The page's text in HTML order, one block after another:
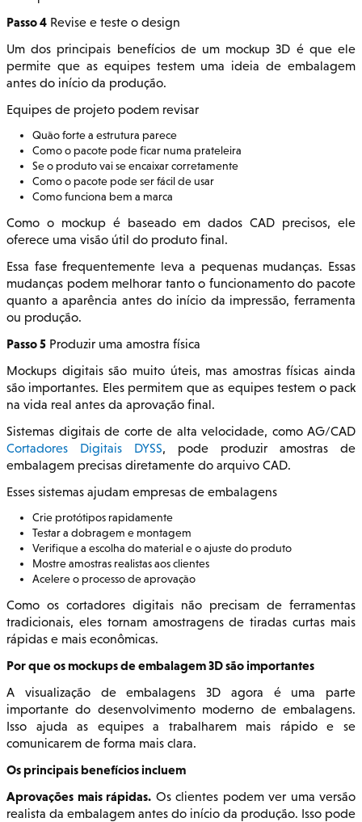
Passo 4 Revise e teste o design
Um dos principais benefícios de um mockup 3D é que ele
permite que as equipes testem uma ideia de embalagem
antes do início da produção.
Equipes de projeto podem revisar
Quão forte a estrutura parece
Como o pacote pode ficar numa prateleira
Se o produto vai se encaixar corretamente
Como o pacote pode ser fácil de usar
Como funciona bem a marca
Como o mockup é baseado em dados CAD precisos, ele
oferece uma visão útil do produto final.
Essa fase frequentemente leva a pequenas mudanças. Essas
mudanças podem melhorar tanto o funcionamento do pacote
quanto a aparência antes do início da impressão, ferramenta
ou produção.
Passo 5 Produzir uma amostra física
Mockups digitais são muito úteis, mas amostras físicas ainda
são importantes. Eles permitem que as equipes testem o pack
na vida real antes da aprovação final.
Sistemas digitais de corte de alta velocidade, como AG/CAD
Cortadores Digitais DYSS, pode produzir amostras de
embalagem precisas diretamente do arquivo CAD.
Esses sistemas ajudam empresas de embalagens
Crie protótipos rapidamente
Testar a dobragem e montagem
Verifique a escolha do material e o ajuste do produto
Mostre amostras realistas aos clientes
Acelere o processo de aprovação
Como os cortadores digitais não precisam de ferramentas
tradicionais, eles tornam amostragens de tiradas curtas mais
rápidas e mais econômicas.
Por que os mockups de embalagem 3D são importantes
A visualização de embalagens 3D agora é uma parte
importante do desenvolvimento moderno de embalagens.
Isso ajuda as equipes a trabalharem mais rápido e se
comunicarem de forma mais clara.
Os principais benefícios incluem
Aprovações mais rápidas. Os clientes podem ver uma versão
realista da embalagem antes do início da produção. Isso pode